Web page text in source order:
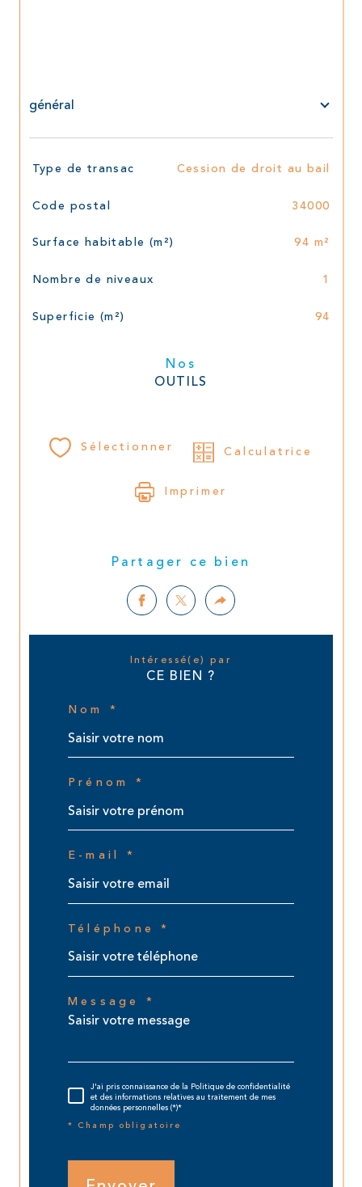
général
TRAD_SIROCCO_Caracteristique Valeurs
Type de transac Cession de droit au bail
Code postal 34000
Surface habitable (m²) 94 m²
Nombre de niveaux 1
Superficie (m²) 94
Nos
OUTILS
Sélectionner Calculatrice
Imprimer
Partager ce bien
Intéressé(e) par
CE BIEN ?
Nom *
Prénom *
E-mail *
Téléphone *
Message *
J'ai pris connaissance de la Politique de confidentialité
et des informations relatives au traitement de mes
données personnelles (*)*
* Champ obligatoire